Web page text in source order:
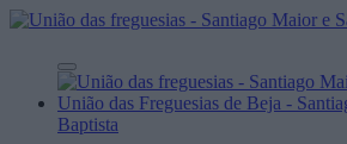
União das Freguesias de Beja -
Baptista